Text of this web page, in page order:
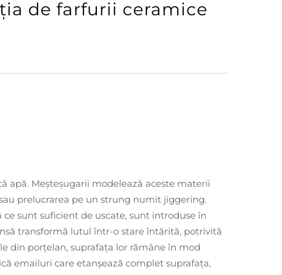
de farfurii ceramice
apă. Meșteșugarii modelează aceste materii
prelucrarea pe un strung numit jiggering.
sunt suficient de uscate, sunt introduse în
transformă lutul într-o stare întărită, potrivită
din porțelan, suprafața lor rămâne în mod
emailuri care etanșează complet suprafața,